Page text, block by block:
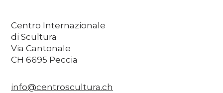
Centro Internazionale
di Scultura
Via Cantonale
CH 6695 Peccia
info@centroscultura.ch